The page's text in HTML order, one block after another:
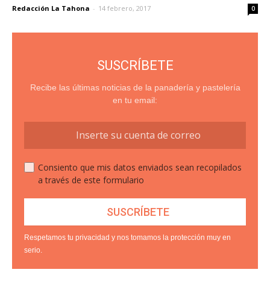
Redacción La Tahona - 14 febrero, 2017 0
SUSCRÍBETE
Recibe las últimas noticias de la panadería y pastelería
en tu email:
Consiento que mis datos enviados sean recopilados
a través de este formulario
Respetamos tu privacidad y nos tomamos la protección muy en
serio.